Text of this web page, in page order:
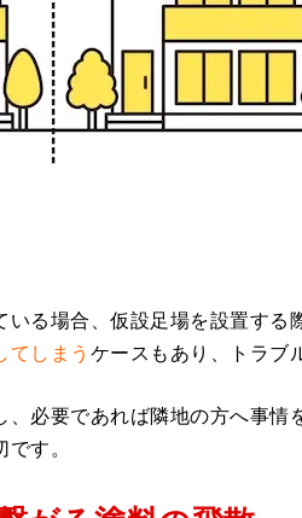
る場合、仮設足場を設置する
てしまう ケースもあり、トラブ
必要であれば隣地の方へ事
です。